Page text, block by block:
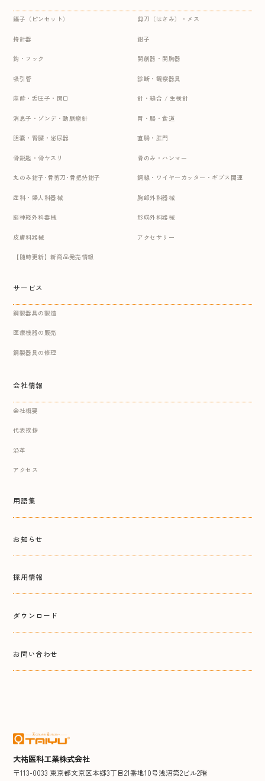
鑷子（ピンセット） 剪刀（はさみ）・メス
持針器 鉗子
鈎・フック 開創器・開胸器
吸引管 診断・観察器具
麻酔・舌圧子・開口 針・縫合 / 生検針
消息子・ゾンデ・動脈瘤針 胃・腸・食道
胆嚢・腎臓・泌尿器 直腸・肛門
骨鋭匙・骨ヤスリ 骨のみ・ハンマー
丸のみ鉗子･骨剪刀･骨把持鉗子 鋼線・ワイヤーカッター・ギプス関連
産科・婦人科器械 胸部外科器械
脳神経外科器械 形成外科器械
皮膚科器械 アクセサリー
【随時更新】新商品発売情報
サービス
鋼製器具の製造
医療機器の販売
鋼製器具の修理
会社情報
会社概要
代表挨拶
沿革
アクセス
用語集
お知らせ
採用情報
ダウンロード
お問い合わせ
大祐医科工業株式会社
〒113-0033 東京都文京区本郷3丁目21番地10号浅沼第2ビル2階